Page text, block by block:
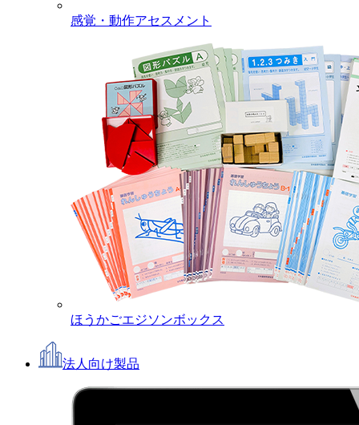
感覚・動作アセスメント
ほうかごエジソンボックス
法人向け製品